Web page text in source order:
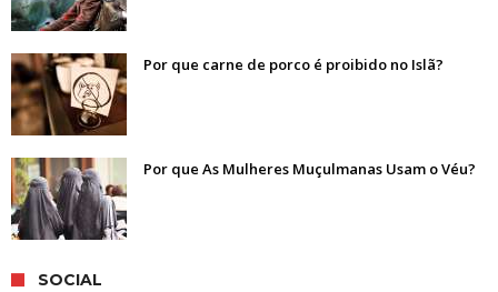
Por que carne de porco é proibido no Islã?
Por que As Mulheres Muçulmanas Usam o Véu?
SOCIAL